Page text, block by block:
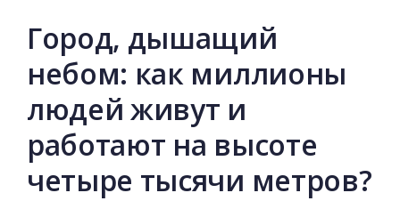
Город, дышащий
небом: как миллионы
людей живут и
работают на высоте
четыре тысячи метров?